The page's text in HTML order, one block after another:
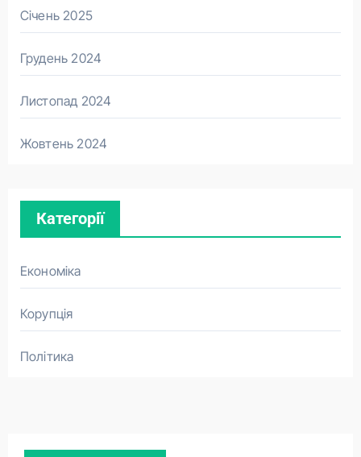
Січень 2025
Грудень 2024
Листопад 2024
Жовтень 2024
Категорії
Економіка
Корупція
Політика